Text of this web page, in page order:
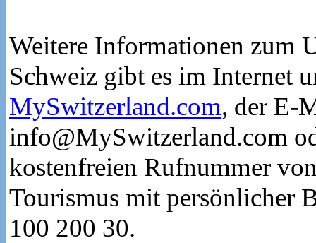
Weitere Informationen zum
Schweiz gibt es im Internet
MySwitzerland.com, der E-
info@MySwitzerland.com
kostenfreien Rufnummer
Tourismus mit persönlicher
100 200 30.